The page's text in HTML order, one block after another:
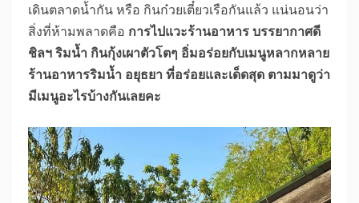
เดินตลาดน้ำกัน หรือ กินก๋วยเตี๋ยวเรือกันแล้ว แน่นอนว่า
สิ่งที่ห้ามพลาดคือ การไปแวะร้านอาหาร บรรยากาศดี
ชิลฯ ริมน้ำ กินกุ้งเผาตัวโตๆ อิ่มอร่อยกับเมนูหลากหลาย
ร้านอาหารริมน้ำ อยุธยา ที่อร่อยและเด็ดสุด ตามมาดูว่า
มีเมนูอะไรบ้างกันเลยคะ